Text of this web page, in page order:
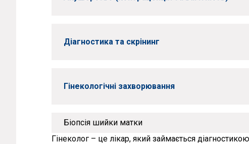
Діагностика та скрінинг
Гінекологічні захворювання
Біопсія шийки матки
Гінеколог – це лікар, який займається